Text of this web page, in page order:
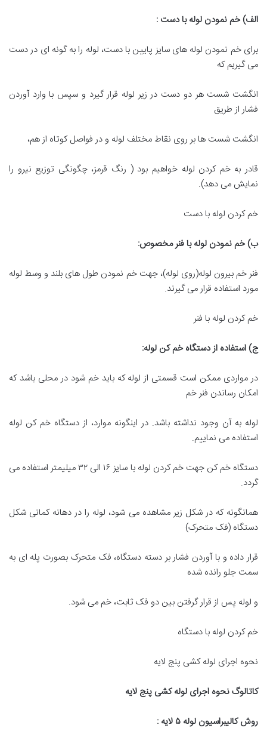
الف) خم نمودن لوله با دست :
برای خم نمودن لوله های سایز پایین با دست، لوله را به گونه ای در دست
می گیریم که
انگشت شست هر دو دست در زیر لوله قرار گیرد و سپس با وارد آوردن
فشار از طریق
انگشت شست ها بر روی نقاط مختلف لوله و در فواصل کوتاه از هم،
قادر به خم کردن لوله خواهیم بود ( رنگ قرمز، چگونگی توزیع نیرو را
نمایش می دهد).
خم کردن لوله با دست
ب) خم نمودن لوله با فنر مخصوص:
فنر خم بیرون لوله(روی لوله)، جهت خم نمودن طول های بلند و وسط لوله
مورد استفاده قرار می گیرند.
خم کردن لوله با فنر
ج) استفاده از دستگاه خم کن لوله:
در مواردی ممکن است قسمتی از لوله که باید خم شود در محلی باشد که
امکان رساندن فنر خم
لوله به آن وجود نداشته باشد. در اینگونه موارد، از دستگاه خم کن لوله
استفاده می نماییم.
دستگاه خم کن جهت خم کردن لوله با سایز ۱۶ الی ۳۲ میلیمتر استفاده می
گردد.
همانگونه که در شکل زیر مشاهده می شود، لوله را در دهانه کمانی شکل
دستگاه (فک متحرک)
قرار داده و با آوردن فشار بر دسته دستگاه، فک متحرک بصورت پله ای به
سمت جلو رانده شده
و لوله پس از قرار گرفتن بین دو فک ثابت، خم می شود.
خم کردن لوله با دستگاه
نحوه اجرای لوله کشی پنج لایه
کاتالوگ نحوه اجرای لوله کشی پنج لایه
روش کالیبراسیون لوله ۵ لایه :